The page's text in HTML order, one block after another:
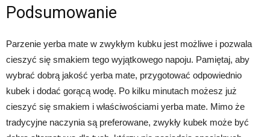
Podsumowanie
Parzenie yerba mate w zwykłym kubku jest możliwe i pozwala
cieszyć się smakiem tego wyjątkowego napoju. Pamiętaj, aby
wybrać dobrą jakość yerba mate, przygotować odpowiednio
kubek i dodać gorącą wodę. Po kilku minutach możesz już
cieszyć się smakiem i właściwościami yerba mate. Mimo że
tradycyjne naczynia są preferowane, zwykły kubek może być